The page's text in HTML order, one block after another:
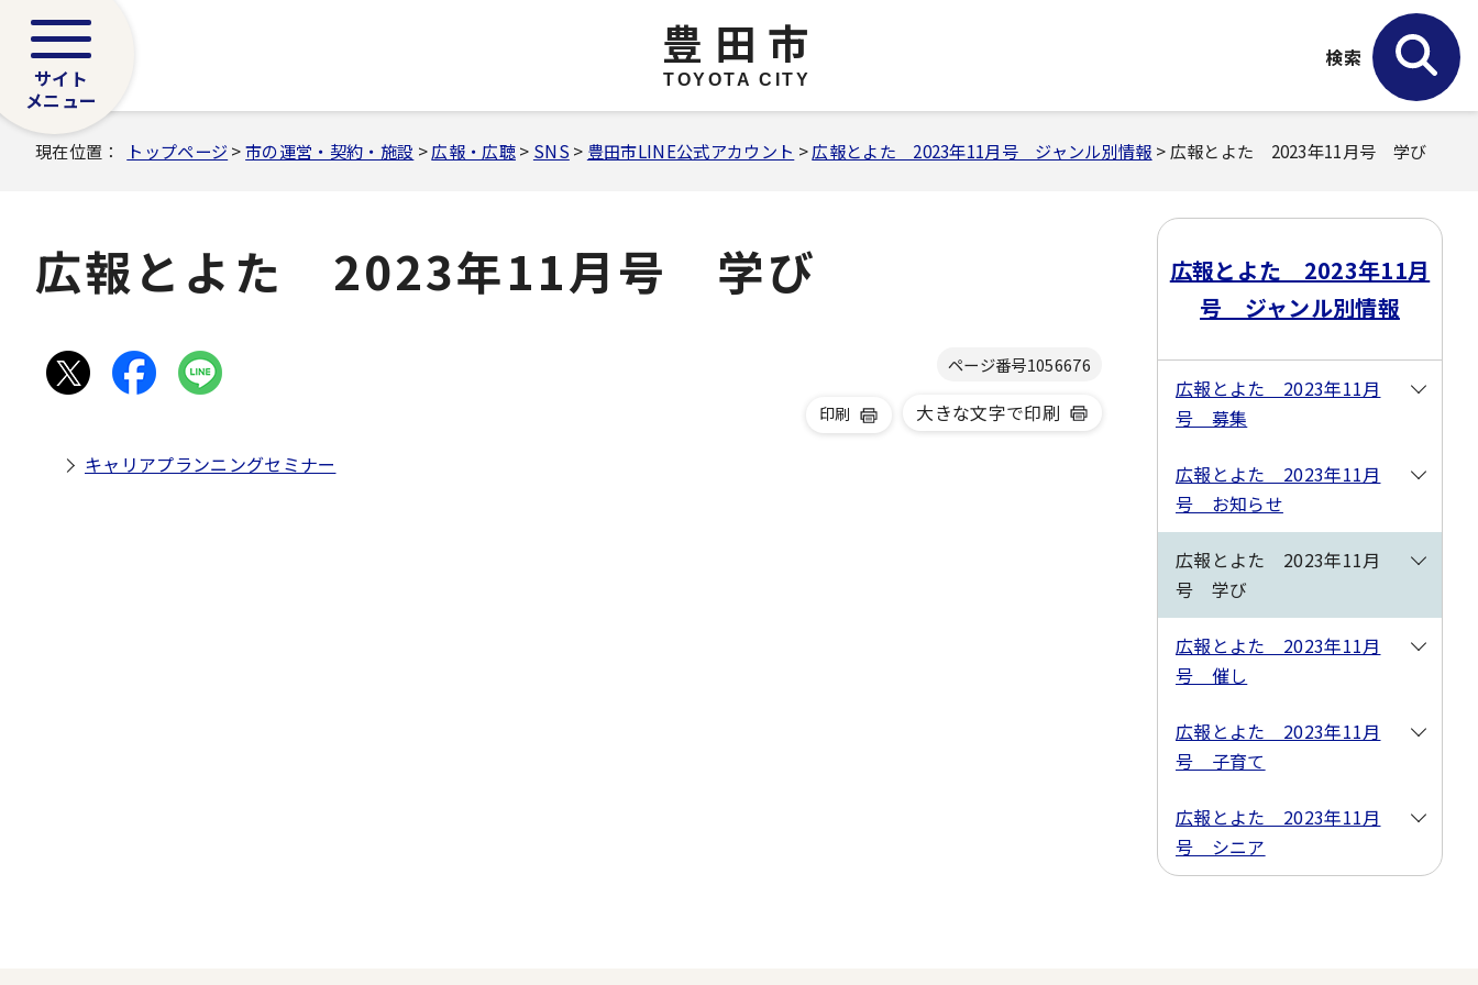
豊田市
TOYOTA CITY
サイト
メニュー
検索
現在位置： トップページ >市の運営・契約・施設 >広報・広聴> SNS > 豊田市LINE公式アカウント >広報とよた 2023年11月号 ジャンル別情報 > 広報とよた 2023年11月号 学び
広報とよた 2023年11月号 学び
ページ番号1056676
印刷
大きな文字で印刷
キャリアプランニングセミナー
広報とよた 2023年11月
号 ジャンル別情報
広報とよた 2023年11月
号 募集
広報とよた 2023年11月
号 お知らせ
広報とよた 2023年11月
号 学び
広報とよた 2023年11月
号 催し
広報とよた 2023年11月
号 子育て
広報とよた 2023年11月
号 シニア